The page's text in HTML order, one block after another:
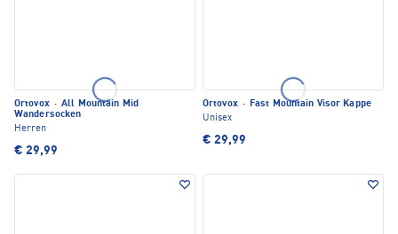
Ortovox · All Mountain Mid
Wandersocken
Herren
€ 29,99
Ortovox · Fast Mountain Visor Kappe
Unisex
€ 29,99